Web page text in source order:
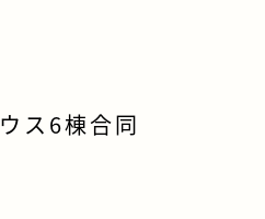
ス6棟合同